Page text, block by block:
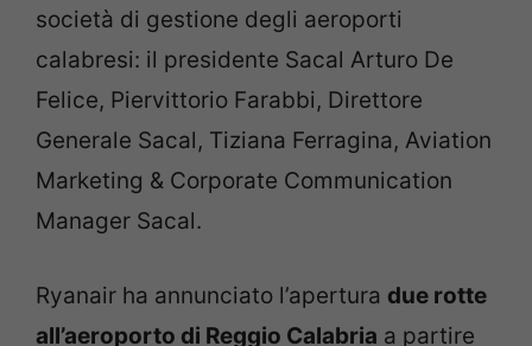
società di gestione degli aeroporti
calabresi: il presidente Sacal Arturo De
Felice, Piervittorio Farabbi, Direttore
Generale Sacal, Tiziana Ferragina, Aviation
Marketing & Corporate Communication
Manager Sacal.
Ryanair ha annunciato l’apertura due rotte
all’aeroporto di Reggio Calabria a partire